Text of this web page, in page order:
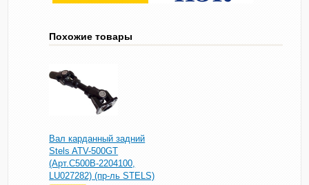
Похожие товары
Вал карданный задний
Stels ATV-500GT
(Арт.C500B-2204100,
LU027282) (пр-ль STELS)